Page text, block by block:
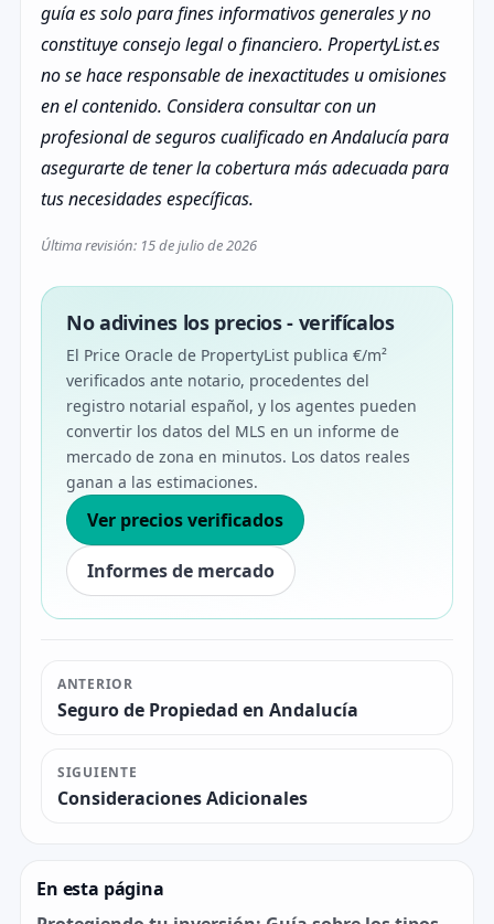
guía es solo para fines informativos generales y no
constituye consejo legal o financiero. PropertyList.es
no se hace responsable de inexactitudes u omisiones
en el contenido. Considera consultar con un
profesional de seguros cualificado en Andalucía para
asegurarte de tener la cobertura más adecuada para
tus necesidades específicas.
Última revisión: 15 de julio de 2026
No adivines los precios - verifícalos
El Price Oracle de PropertyList publica €/m²
verificados ante notario, procedentes del
registro notarial español, y los agentes pueden
convertir los datos del MLS en un informe de
mercado de zona en minutos. Los datos reales
ganan a las estimaciones.
Ver precios verificados
Informes de mercado
ANTERIOR
Seguro de Propiedad en Andalucía
SIGUIENTE
Consideraciones Adicionales
En esta página